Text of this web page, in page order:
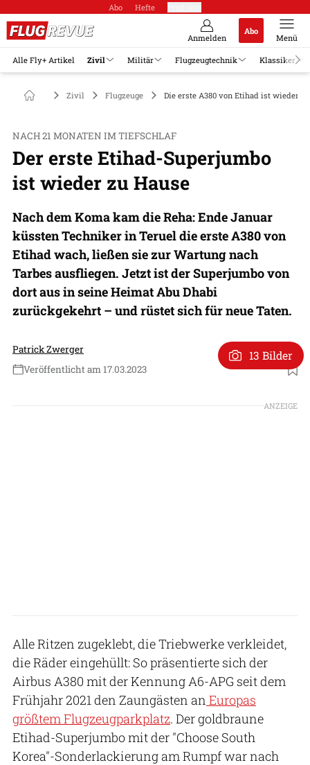
Abo Hefte
Anmelden
Abo
Menü
Alle Fly+ Artikel Zivil Militär Flugzeugtechnik Klassiker
Zivil Flugzeuge Die erste A380 von Etihad ist wieder
NACH 21 MONATEN IM TIEFSCHLAF
Der erste Etihad-Superjumbo
ist wieder zu Hause
Nach dem Koma kam die Reha: Ende Januar
küssten Techniker in Teruel die erste A380 von
Etihad wach, ließen sie zur Wartung nach
Tarbes ausfliegen. Jetzt ist der Superjumbo von
dort aus in seine Heimat Abu Dhabi
zurückgekehrt – und rüstet sich für neue Taten.
Patrick Zwerger
Veröffentlicht am 17.03.2023
Foto: Tarmac Aerosave (Screenshot)
13 Bilder
ANZEIGE
Alle Ritzen zugeklebt, die Triebwerke verkleidet,
die Räder eingehüllt: So präsentierte sich der
Airbus A380 mit der Kennung A6-APG seit dem
Frühjahr 2021 den Zaungästen an Europas
größtem Flugzeugparkplatz. Der goldbraune
Etihad-Superjumbo mit der "Choose South
Korea"-Sonderlackierung am Rumpf war nach